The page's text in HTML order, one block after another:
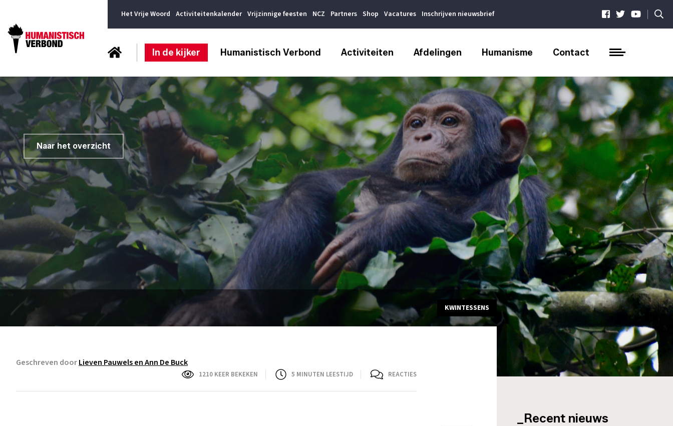
Het Vrije Woord Activiteitenkalender Vrijzinnige feesten NCZ Partners Shop Vacatures Inschrijven nieuwsbrief |
In de kijker Humanistisch Verbond Activiteiten Afdelingen Humanisme Contact
Naar het overzicht
KWINTESSENS
Geschreven doorLieven Pauwels en Ann De Buck
1210 KEER BEKEKEN 5 MINUTEN LEESTIJD REACTIES
_Recent nieuws